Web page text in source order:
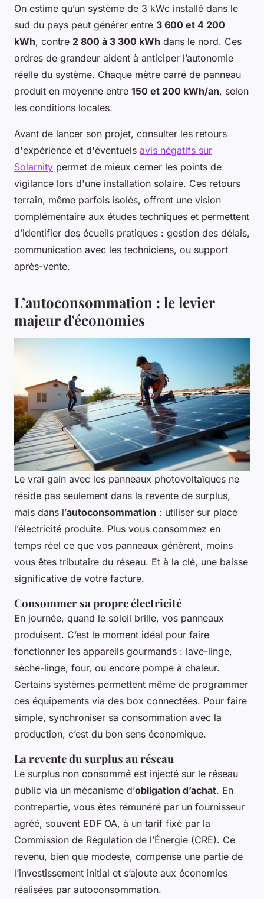
On estime qu’un système de 3 kWc installé dans le
sud du pays peut générer entre 3 600 et 4 200
kWh, contre 2 800 à 3 300 kWh dans le nord. Ces
ordres de grandeur aident à anticiper l’autonomie
réelle du système. Chaque mètre carré de panneau
produit en moyenne entre 150 et 200 kWh/an, selon
les conditions locales.
Avant de lancer son projet, consulter les retours
d'expérience et d'éventuels avis négatifs sur
Solarnity permet de mieux cerner les points de
vigilance lors d'une installation solaire. Ces retours
terrain, même parfois isolés, offrent une vision
complémentaire aux études techniques et permettent
d’identifier des écueils pratiques : gestion des délais,
communication avec les techniciens, ou support
après-vente.
L’autoconsommation : le levier
majeur d'économies
Le vrai gain avec les panneaux photovoltaïques ne
réside pas seulement dans la revente de surplus,
mais dans l’autoconsommation : utiliser sur place
l’électricité produite. Plus vous consommez en
temps réel ce que vos panneaux génèrent, moins
vous êtes tributaire du réseau. Et à la clé, une baisse
significative de votre facture.
Consommer sa propre électricité
En journée, quand le soleil brille, vos panneaux
produisent. C’est le moment idéal pour faire
fonctionner les appareils gourmands : lave-linge,
sèche-linge, four, ou encore pompe à chaleur.
Certains systèmes permettent même de programmer
ces équipements via des box connectées. Pour faire
simple, synchroniser sa consommation avec la
production, c’est du bon sens économique.
La revente du surplus au réseau
Le surplus non consommé est injecté sur le réseau
public via un mécanisme d’obligation d’achat. En
contrepartie, vous êtes rémunéré par un fournisseur
agréé, souvent EDF OA, à un tarif fixé par la
Commission de Régulation de l’Énergie (CRE). Ce
revenu, bien que modeste, compense une partie de
l’investissement initial et s’ajoute aux économies
réalisées par autoconsommation.